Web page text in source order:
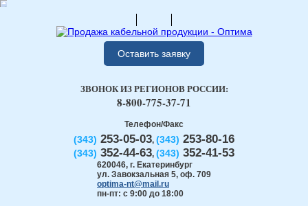
Оставить заявку
Телефон/Факс
(343) 253-05-03, (343) 253-80-16
(343) 352-44-63, (343) 352-41-53
620046, г. Екатеринбург
ул. Завокзальная 5, оф. 709
optima-nt@mail.ru
пн-пт: с 9:00 до 18:00
ЗВОНОК ИЗ РЕГИОНОВ РОССИИ:
8-800-775-37-71